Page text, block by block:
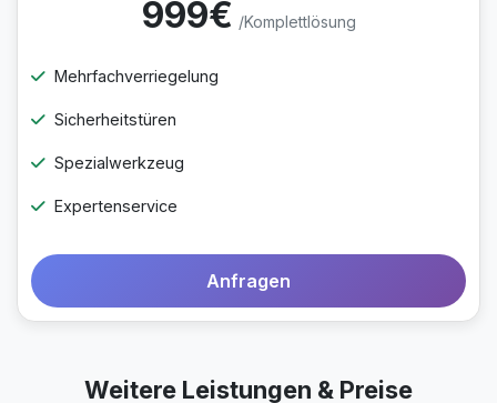
999€ /Komplettlösung
Mehrfachverriegelung
Sicherheitstüren
Spezialwerkzeug
Expertenservice
Anfragen
Weitere Leistungen & Preise